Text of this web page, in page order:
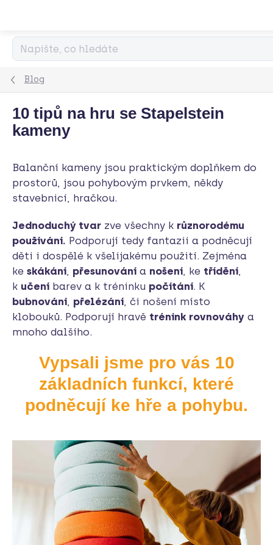
Blog
10 tipů na hru se Stapelstein
kameny
Balanční kameny jsou praktickým doplňkem do
prostorů, jsou pohybovým prvkem, někdy
stavebnicí, hračkou.
Jednoduchý tvar zve všechny k různorodému
používání. Podporují tedy fantazii a podněcují
děti i dospělé k všelijakému použití. Zejména
ke skákání, přesunování a nošení, ke třídění,
k učení barev a k tréninku počítání. K
bubnování, přelézání, či nošení místo
klobouků. Podporují hravě trénink rovnováhy a
mnoho dalšího.
Vypsali jsme pro vás 10
základních funkcí, které
podněcují ke hře a pohybu.